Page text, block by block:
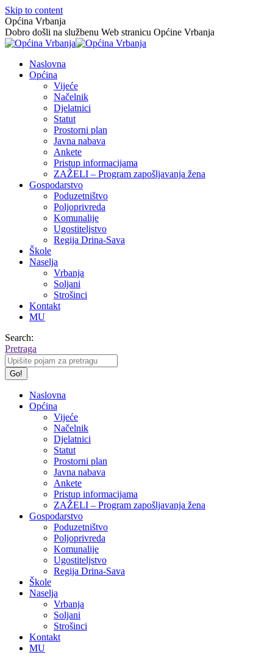
Skip to content
Općina Vrbanja
Dobro došli na službenu Web stranicu Općine Vrbanja
Naslovna
Općina
Vijeće
Načelnik
Djelatnici
Statut
Prostorni plan
Javna nabava
Ankete
Pristup informacijama
ZAŽELI – Program zapošljavanja žena
Gospodarstvo
Poduzetništvo
Poljoprivreda
Komunalije
Ugostiteljstvo
Regija Drina-Sava
Škole
Naselja
Vrbanja
Soljani
Strošinci
Kontakt
MU
Search:
Pretraga
Naslovna
Općina
Vijeće
Načelnik
Djelatnici
Statut
Prostorni plan
Javna nabava
Ankete
Pristup informacijama
ZAŽELI – Program zapošljavanja žena
Gospodarstvo
Poduzetništvo
Poljoprivreda
Komunalije
Ugostiteljstvo
Regija Drina-Sava
Škole
Naselja
Vrbanja
Soljani
Strošinci
Kontakt
MU